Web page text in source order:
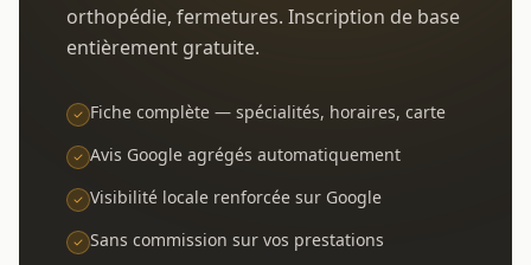
orthopédie, fermetures. Inscription de base
entièrement gratuite.
Fiche complète — spécialités, horaires, carte
Avis Google agrégés automatiquement
Visibilité locale renforcée sur Google
Sans commission sur vos prestations